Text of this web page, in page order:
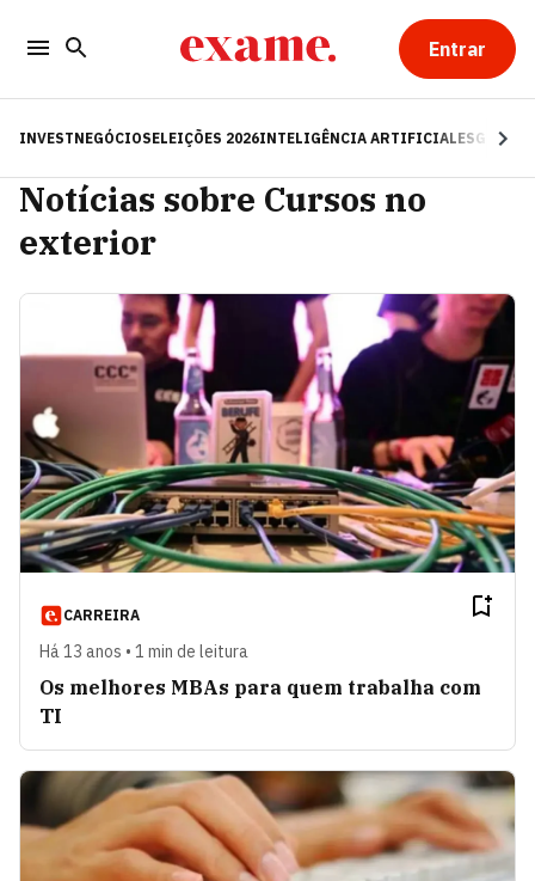
Entrar
INVESTNEGÓCIOSELEIÇÕES 2026INTELIGÊNCIA ARTIFICIALESG
Notícias sobre Cursos no
exterior
CARREIRA
Há 13 anos • 1 min de leitura
Os melhores MBAs para quem trabalha com
TI